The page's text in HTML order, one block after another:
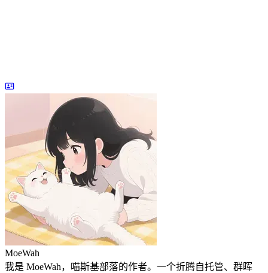
MoeWah
我是 MoeWah，喵斯基部落的作者。一个折腾自托管、群晖